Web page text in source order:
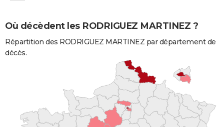
Où décèdent les RODRIGUEZ MARTINEZ ?
Répartition des RODRIGUEZ MARTINEZ par département de
décès.